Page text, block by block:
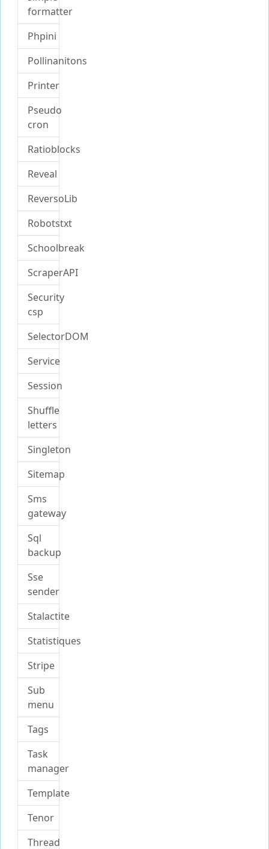
formatter
Phpini
Pollinanitons
Printer
Pseudo
cron
Ratioblocks
Reveal
ReversoLib
Robotstxt
Schoolbreak
ScraperAPI
Security
csp
SelectorDOM
Service
Session
Shuffle
letters
Singleton
Sitemap
Sms
gateway
Sql
backup
Sse
sender
Stalactite
Statistiques
Stripe
Sub
menu
Tags
Task
manager
Template
Tenor
Thread